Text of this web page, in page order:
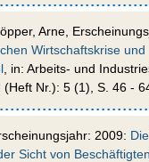
Arne,
Wirtschaftskrise und
, in: Arbeits- und
(Heft Nr.): 5 (1), S. 46 -
2009:
Sicht von Beschäftigten